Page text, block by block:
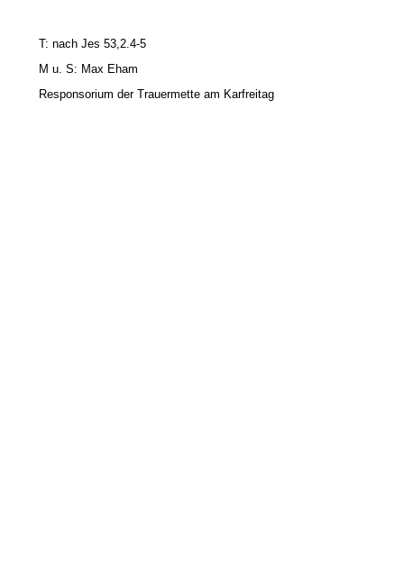
T: nach Jes 53,2.4-5
M u. S: Max Eham
Responsorium der Trauermette am Karfreitag